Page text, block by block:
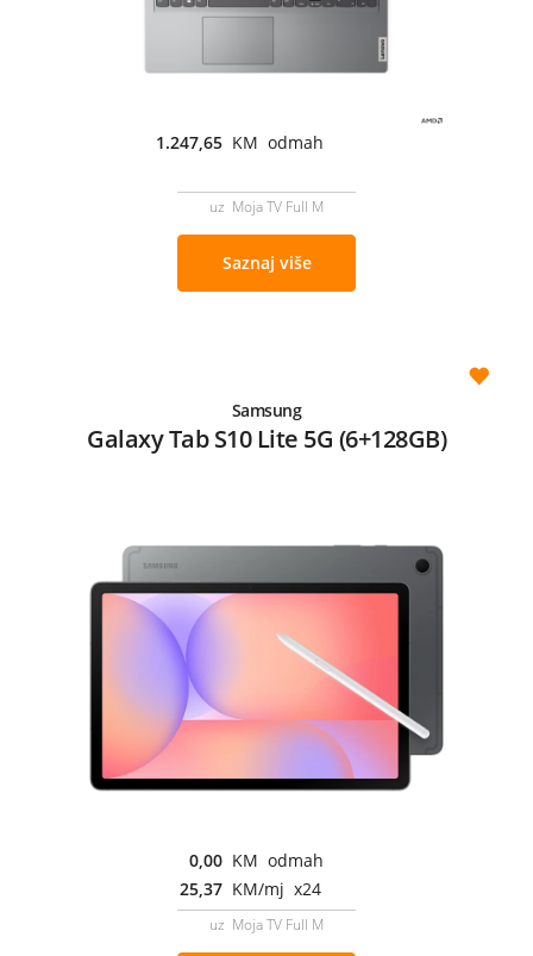
1.247,65 KM odmah
uz Moja TV Full M
Saznaj više
Samsung
Galaxy Tab S10 Lite 5G (6+128GB)
0,00 KM odmah
25,37 KM/mj x24
uz Moja TV Full M